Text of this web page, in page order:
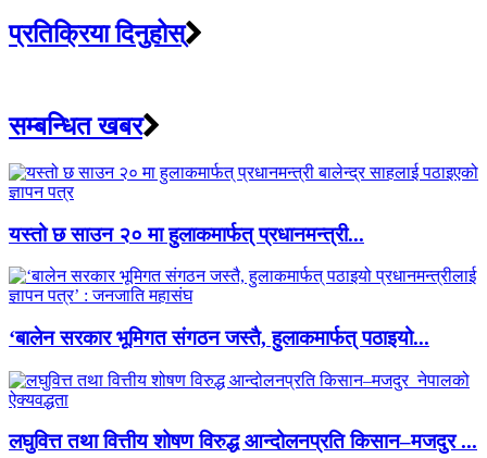
प्रतिक्रिया दिनुहोस्
सम्बन्धित खबर
यस्तो छ साउन २० मा हुलाकमार्फत् प्रधानमन्त्री...
‘बालेन सरकार भूमिगत संगठन जस्तै, हुलाकमार्फत् पठाइयो...
लघुवित्त तथा वित्तीय शोषण विरुद्ध आन्दोलनप्रति किसान–मजदुर ...